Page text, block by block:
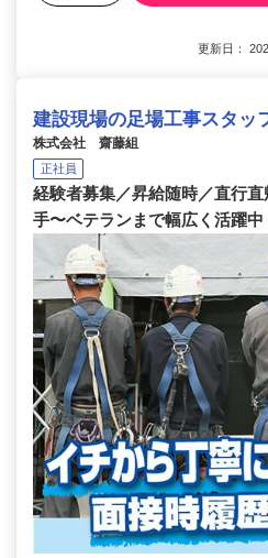
更新日：
建設現場の足場工事スタッ
株式会社 齋藤組
正社員
経験者募集／昇給随時／直行
手〜ベテランまで幅広く活躍中